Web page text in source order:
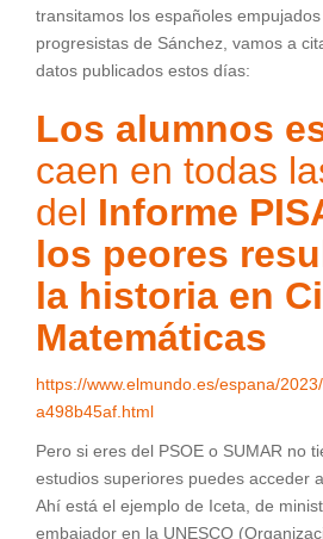
transitamos los españoles
progresistas de Sánchez, vamos a
datos publicados estos días:
Los alumnos
caen en todas
del Informe
los peores
la historia en
Matemáticas
https://www.elmundo.es/espana/
a498b45af.html
Pero si eres del PSOE o SUMAR no
estudios superiores puedes acceder
Ahí está el ejemplo de Iceta, de
embajador en la UNESCO